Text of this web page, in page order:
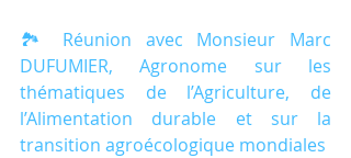
🏞️ Réunion avec Monsieur Marc
DUFUMIER, Agronome sur les
thématiques de l’Agriculture, de
l’Alimentation durable et sur la
transition agroécologique mondiales